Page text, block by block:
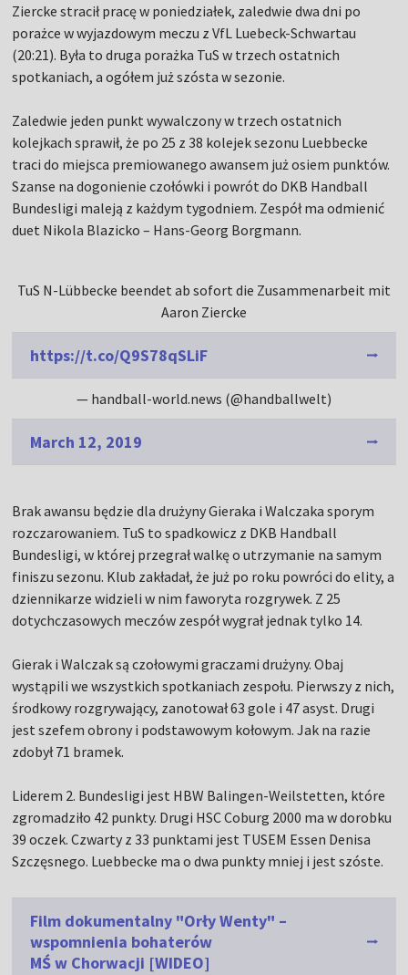
Ziercke stracił pracę w poniedziałek, zaledwie dwa dni po
porażce w wyjazdowym meczu z VfL Luebeck-Schwartau
(20:21). Była to druga porażka TuS w trzech ostatnich
spotkaniach, a ogółem już szósta w sezonie.
Zaledwie jeden punkt wywalczony w trzech ostatnich
kolejkach sprawił, że po 25 z 38 kolejek sezonu Luebbecke
traci do miejsca premiowanego awansem już osiem punktów.
Szanse na dogonienie czołówki i powrót do DKB Handball
Bundesligi maleją z każdym tygodniem. Zespół ma odmienić
duet Nikola Blazicko – Hans-Georg Borgmann.
TuS N-Lübbecke beendet ab sofort die Zusammenarbeit mit
Aaron Ziercke
https://t.co/Q9S78qSLiF
— handball-world.news (@handballwelt)
March 12, 2019
Brak awansu będzie dla drużyny Gieraka i Walczaka sporym
rozczarowaniem. TuS to spadkowicz z DKB Handball
Bundesligi, w której przegrał walkę o utrzymanie na samym
finiszu sezonu. Klub zakładał, że już po roku powróci do elity, a
dziennikarze widzieli w nim faworyta rozgrywek. Z 25
dotychczasowych meczów zespół wygrał jednak tylko 14.
Gierak i Walczak są czołowymi graczami drużyny. Obaj
wystąpili we wszystkich spotkaniach zespołu. Pierwszy z nich,
środkowy rozgrywający, zanotował 63 gole i 47 asyst. Drugi
jest szefem obrony i podstawowym kołowym. Jak na razie
zdobył 71 bramek.
Liderem 2. Bundesligi jest HBW Balingen-Weilstetten, które
zgromadziło 42 punkty. Drugi HSC Coburg 2000 ma w dorobku
39 oczek. Czwarty z 33 punktami jest TUSEM Essen Denisa
Szczęsnego. Luebbecke ma o dwa punkty mniej i jest szóste.
Film dokumentalny "Orły Wenty" –
wspomnienia bohaterów
MŚ w Chorwacji [WIDEO]